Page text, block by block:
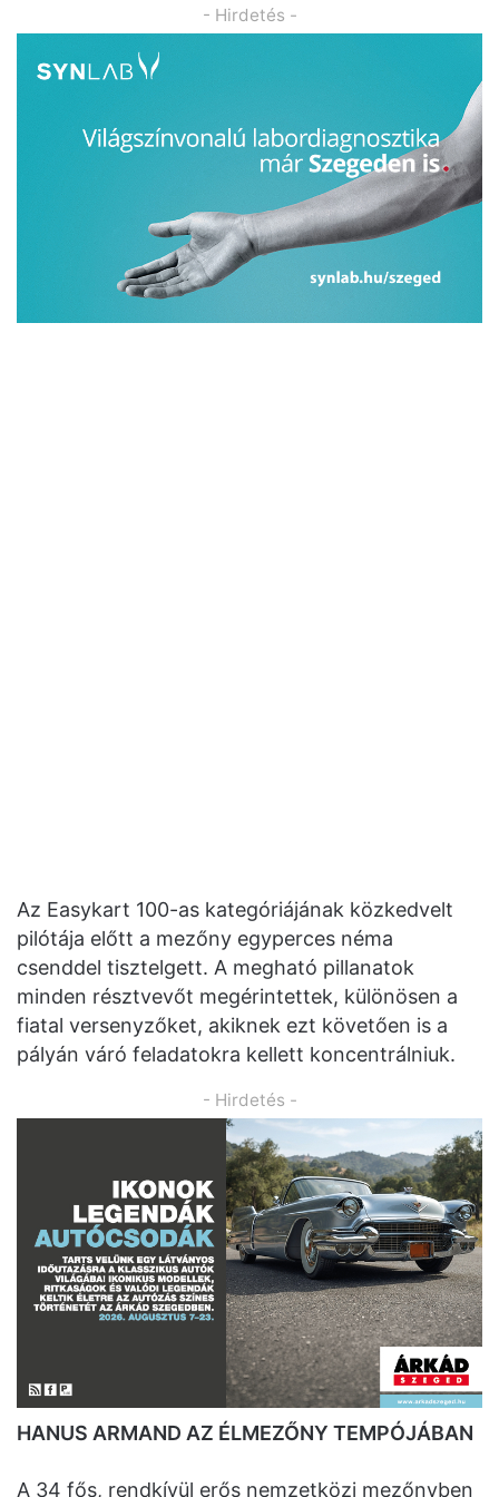
- Hirdetés -
Az Easykart 100-as kategóriájának közkedvelt
pilótája előtt a mezőny egyperces néma
csenddel tisztelgett. A megható pillanatok
minden résztvevőt megérintettek, különösen a
fiatal versenyzőket, akiknek ezt követően is a
pályán váró feladatokra kellett koncentrálniuk.
- Hirdetés -
HANUS ARMAND AZ ÉLMEZŐNY TEMPÓJÁBAN
A 34 fős, rendkívül erős nemzetközi mezőnyben